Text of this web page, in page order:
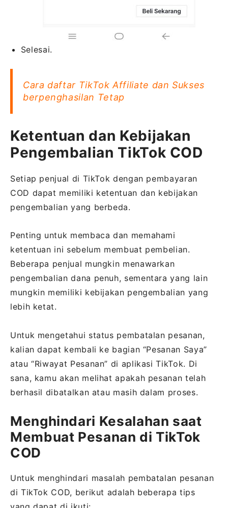
Selesai.
Cara daftar TikTok Affiliate dan Sukses
berpenghasilan Tetap
Ketentuan dan Kebijakan
Pengembalian TikTok COD
Setiap penjual di TikTok dengan pembayaran
COD dapat memiliki ketentuan dan kebijakan
pengembalian yang berbeda.
Penting untuk membaca dan memahami
ketentuan ini sebelum membuat pembelian.
Beberapa penjual mungkin menawarkan
pengembalian dana penuh, sementara yang lain
mungkin memiliki kebijakan pengembalian yang
lebih ketat.
Untuk mengetahui status pembatalan pesanan,
kalian dapat kembali ke bagian “Pesanan Saya”
atau “Riwayat Pesanan” di aplikasi TikTok. Di
sana, kamu akan melihat apakah pesanan telah
berhasil dibatalkan atau masih dalam proses.
Menghindari Kesalahan saat
Membuat Pesanan di TikTok
COD
Untuk menghindari masalah pembatalan pesanan
di TikTok COD, berikut adalah beberapa tips